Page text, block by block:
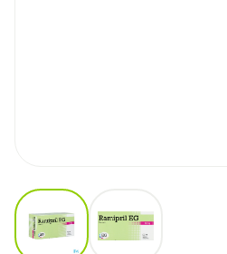
View larger image